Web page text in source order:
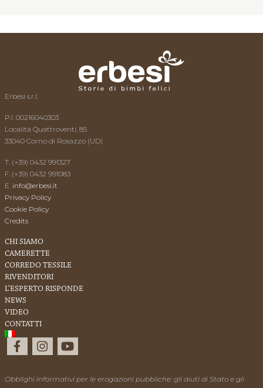
Erbesi s.r.l.
P.I. 00216040303
Località Quattroventi, 85
33040 Corno di Rosazzo (UD)
T. (+39) 0432 991327
F. (+39) 0432 991083
E. info@erbesi.it
Privacy Policy
Cookie Policy
Credits
CHI SIAMO
CAMERETTE
CORREDO TESSILE
RIVENDITORI
L’ESPERTO RISPONDE
NEWS
VIDEO
CONTATTI
Obblighi informativi per le erogazioni pubbliche: gli aiuti di Stato e gli